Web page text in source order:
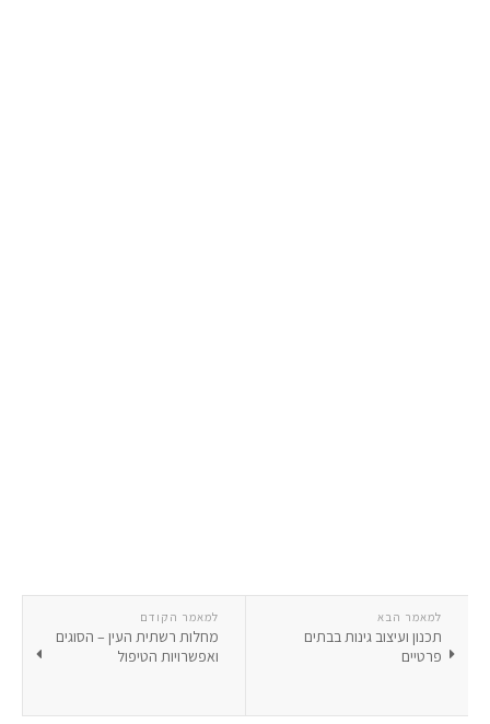
למאמר הקודם
מחלות רשתית העין – הסוגים
ואפשרויות הטיפול
למאמר הבא
תכנון ועיצוב גינות בבתים
פרטיים